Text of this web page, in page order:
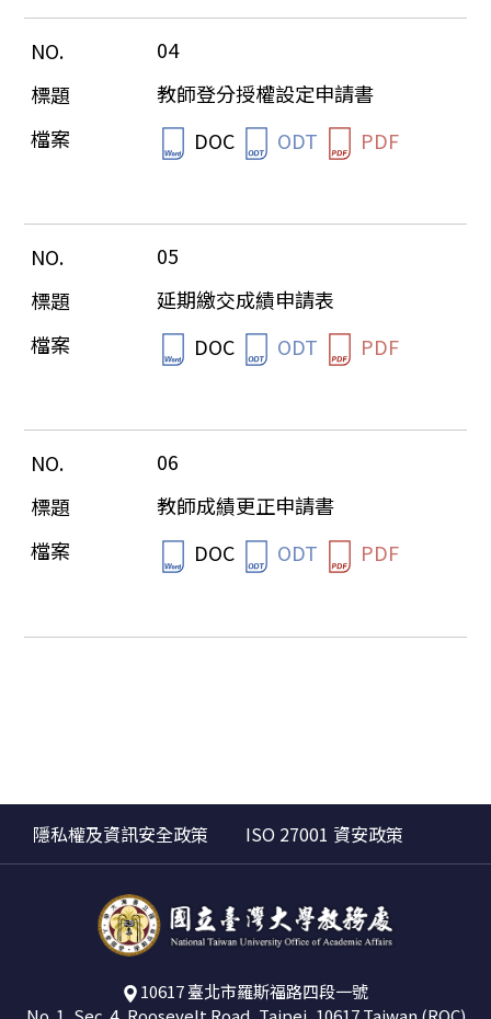
04
教師登分授權設定申請書
DOC
ODT PDF
05
延期繳交成績申請表
DOC
ODT PDF
06
教師成績更正申請書
DOC
ODT PDF
隱私權及資訊安全政策 ISO 27001 資安政策
10617 臺北市羅斯福路四段一號